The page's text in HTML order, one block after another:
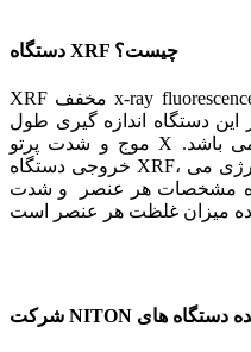
دستگاه XRF چیست؟
XRF مخفف x-ray fluorescence می باشد و با استفاده از پرتوهای
دستگاه اندازه گیری طول
موج و شدت پرتو X ثانویه از عناصر موجود در نمونه می باشد.
خروجی دستگاه XRF، نمودار شدت پرتو ثانویه بر حسب انرژی می
مشخصات هر عنصر و شدت